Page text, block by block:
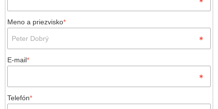
Meno a priezvisko*
E-mail*
Telefón*